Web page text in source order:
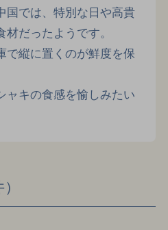
国では、特別な日や高貴
だったようです。
で縦に置くのが鮮度を保
ャキの食感を愉しみたい